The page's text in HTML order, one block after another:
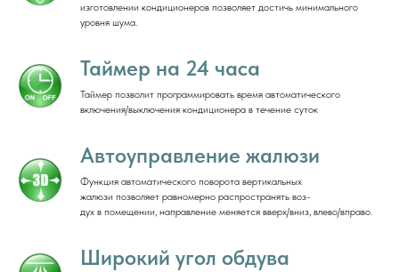
изготовлении кондиционеров позволяет достичь минимального
уровня шума.
Таймер на 24 часа
Таймер позволит программировать время автоматического
включения/выключения кондиционера в течение суток
Автоуправление жалюзи
Функция автоматического поворота вертикальных
жалюзи позволяет равномерно распространять воз-
дух в помещении, направление меняется вверх/вниз, влево/вправо.
Широкий угол обдува